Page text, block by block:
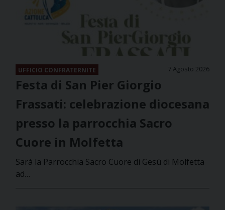
UFFICIO CONFRATERNITE 7 Agosto 2026
Festa di San Pier Giorgio
Frassati: celebrazione diocesana
presso la parrocchia Sacro
Cuore in Molfetta
Sarà la Parrocchia Sacro Cuore di Gesù di Molfetta
ad…